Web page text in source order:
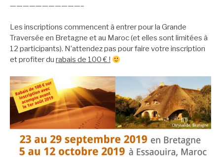
———————————–
Les inscriptions commencent à entrer pour la Grande
Traversée en Bretagne et au Maroc (et elles sont limitées à
12 participants). N’attendez pas pour faire votre inscription
et profiter du rabais de 100 € !